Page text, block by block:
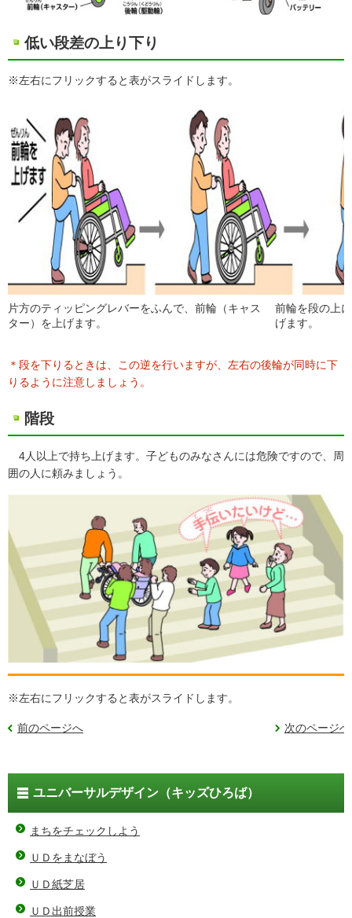
低い段差の上り下り
※左右にフリックすると表がスライドします。
片方のティッピングレバーをふんで、前輪（キャス
ター）を上げます。
前輪を段の上
げます。
＊段を下りるときは、この逆を行いますが、左右の後輪が同時に下
りるように注意しましょう。
階段
4人以上で持ち上げます。子どものみなさんには危険ですので、周
囲の人に頼みましょう。
※左右にフリックすると表がスライドします。
前のページへ 次のページへ
ユニバーサルデザイン（キッズひろば）
まちをチェックしよう
ＵＤをまなぼう
ＵＤ紙芝居
ＵＤ出前授業